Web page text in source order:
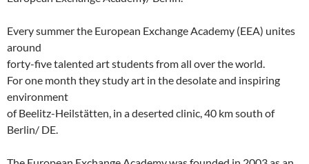
Every summer the European Exchange Academy (EEA) unites
around
forty-five talented art students from all over the world.
For one month they study art in the desolate and inspiring
environment
of Beelitz-Heilstätten, in a deserted clinic, 40 km south of
Berlin/ DE.